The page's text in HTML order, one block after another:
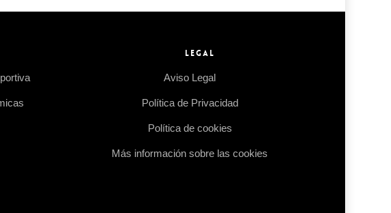
LEGAL
Aviso Legal
Política de Privacidad
Política de cookies
Más información sobre las cookies